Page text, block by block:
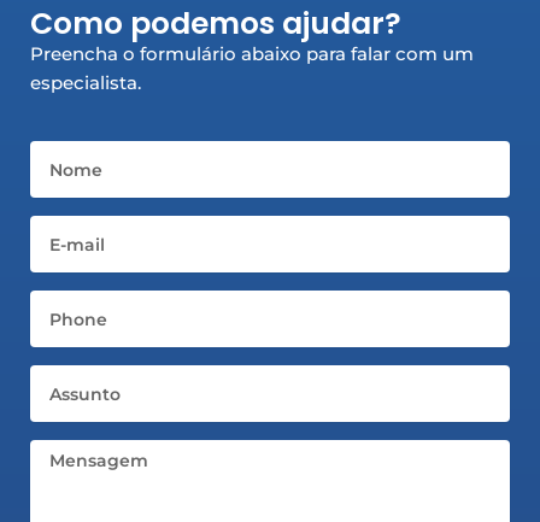
o
o
k
-
g
r
a
d
i
n
Como podemos ajudar?
Preencha o formulário abaixo para falar com um
especialista.
Mensagem